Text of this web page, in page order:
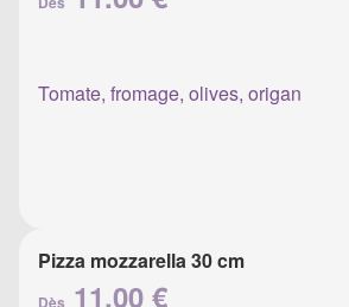
Tomate, fromage, olives, origan
Pizza mozzarella 30 cm
Dès 11.00 €